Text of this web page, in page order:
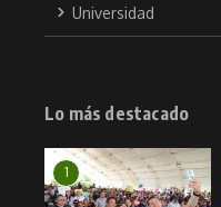
Universidad
Lo más destacado
1